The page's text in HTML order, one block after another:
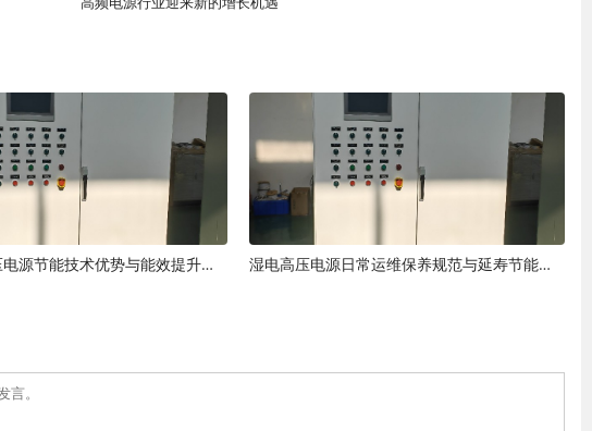
湿电高频高压电源节能技术优势与能效提升原理 湿电高压电源日常运维保养规范与延寿节能技巧